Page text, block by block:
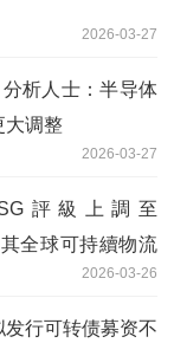
2026-03-27
分析人士：半导体
大调整
2026-03-27
評級上調至
全球可持續物流
2026-03-26
行可转债募资不